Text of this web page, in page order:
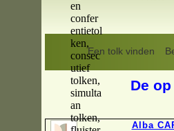
Een tolk vinden
Alba
De